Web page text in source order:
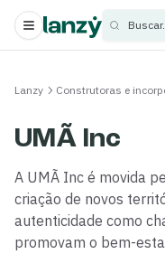
Buscar...
Lanzy Construtoras e
UMÃ Inc
A UMÃ Inc é movida
criação de novos
autenticidade como
promovam o bem-